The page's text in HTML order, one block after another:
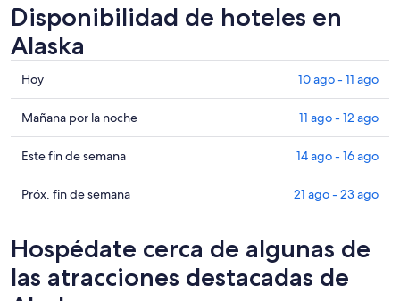
Disponibilidad de hoteles en
Alaska
Consultar
precios
en
Alaska
para
hoy,
10
11
Hoy 10 ago - 11 ago
Consultar
precios
en
Alaska
para
la
noche,
11
Mañana por la noche 11 ago - 12 ago
Consultar
precios
en
este
de
Este fin de semana 14 ago - 16 ago
Consultar
Alaska
para
el
Próx. fin de semana 21 ago - 23 ago
Hospédate cerca de algunas de
las atracciones destacadas de